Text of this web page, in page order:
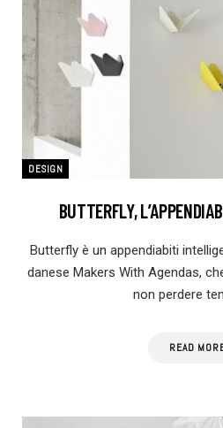
DESIGN
BUTTERFLY,
Butterfly è un appendiabiti
danese Makers With Agendas,
non perdere
READ